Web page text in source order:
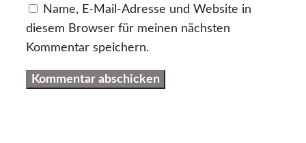
Name, E-Mail-Adresse und Website in
diesem Browser für meinen nächsten
Kommentar speichern.